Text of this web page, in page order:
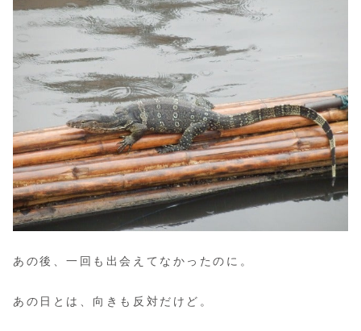
あの後、一回も出会えてなかったのに。
あの日とは、向きも反対だけど。